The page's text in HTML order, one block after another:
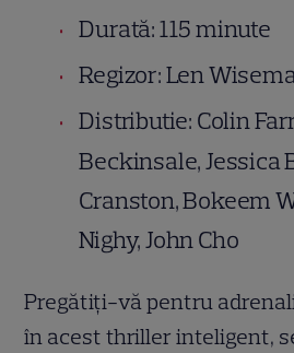
Durată: 115 minute
Regizor: Len
Distributie: Colin
Beckinsale, Jessica
Cranston, Bokeem
Nighy, John Cho
Pregătiţi-vă pentru
în acest thriller inteligent,